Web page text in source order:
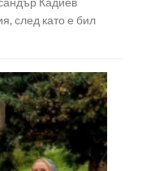
след като е бил